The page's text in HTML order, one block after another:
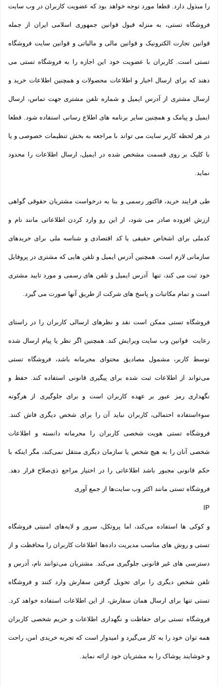
را مبذول دارد. قطعا مورد توجه خواهد بود که عضویت کاربران در وب سایت
فروشگاه تستی، به منزله قبول قوانین جمهوری اسلامی ایران از جمله
قوانین تجارت الکترونیک و قوانین مالی و مالیاتی و قوانین سایت فروشگاه
تستی است. کاربران با عضویت خود این اجازه را به فروشگاه تستی می
دهند که برای ارسال اخبار و اطلاعات محصولات و همچنین اطلاعات خرید و
ارسال مشتری از آدرس ایمیل و شماره تلفن مشتری جهت تماس، ارسال
ایمیل و پیامک و همچنین سایر برنامه های اطلاع رسانی استفاده شود. قطعا
در هر لحظه کاربر سایت می تواند با مراجعه به بخش تنظیمات خصوصی و یا
با کلیک بر روی قسمت مشخص شده در ایمیل، ارسال اطلاعات را محدود
نماید.
طی فرایند خرید، فاکتور رسمی و بنا به درخواست مشتریان حقوقی گواهی
ارزش افزوده صادر می شود، از این رو وارد کردن اطلاعاتی مانند نام و
کدملی برای اشخاص حقیقی یا کد اقتصادی و شناسه ملی برای خریدهای
سازمانی لازم است. همچنین آدرس ایمیل و تلفن هایی که مشتری در پروفایل
خود ثبت می­ کند، تنها آدرس ایمیل و تلفن­ های رسمی و مورد تایید مشتری
است و تمام مکاتبات و پاسخ های شرکت از طریق آنها صورت می گیرد.
فروشگاه تستی ممکن است نقد و نظرهای ارسالی کاربران را در راستای
رعایت قوانین وب سایت ویرایش کند. همچنین اگر نظر یا پیام ارسال شده
توسط کاربر، مشمول مصادیق محتوای مجرمانه باشد، فروشگاه تستی
می‌تواند از اطلاعات ثبت شده برای پیگیری قانونی استفاده کند. حفظ و
نگهداری رمز عبور بر عهده کاربران است و برای جلوگیری از هرگونه
سوءاستفاده احتمالی، کاربران نباید آن را برای شخص دیگری فاش کنند.
فروشگاه تستی هویت شخصی کاربران را محرمانه دانسته و اطلاعات
شخصی آنان را به هیچ شخص یا سازمان دیگری منتقل نمی‌کند، مگر اینکه با
حکم قانونی مجبور باشد اطلاعاتی را در اختیار مراجع ذی‌صلاح قرار دهد.
فروشگاه تستی مانند اکثر وب سایت‌ها از جمع آوری
IP
و کوکی ‌ها استفاده می‌کند، اما پروتکل، سرور و لایه‌های امنیتی فروشگاه
تستی و روش‌ های مناسب مدیریت داده‌ها اطلاعات کاربران را محافظت و از
دسترسی‌ های غیر قانونی جلوگیری می‌کند. مشتریان می‌توانند نام، آدرس و
تلفن شخص دیگری را برای تحویل گرفتن سفارش وارد کنند و فروشگاه
تستی تنها برای ارسال همان سفارش، از این اطلاعات استفاده خواهد کرد.
فروشگاه تستی برای حفاظت و نگهداری اطلاعات و حریم شخصی کاربران
همه­ توان خود را به کار می‌گیرد و امیدوار است که تجربه‌ خریدی امن، راحت
و خوشایند پوشاک را به مشتریان خود ارائه نماید.